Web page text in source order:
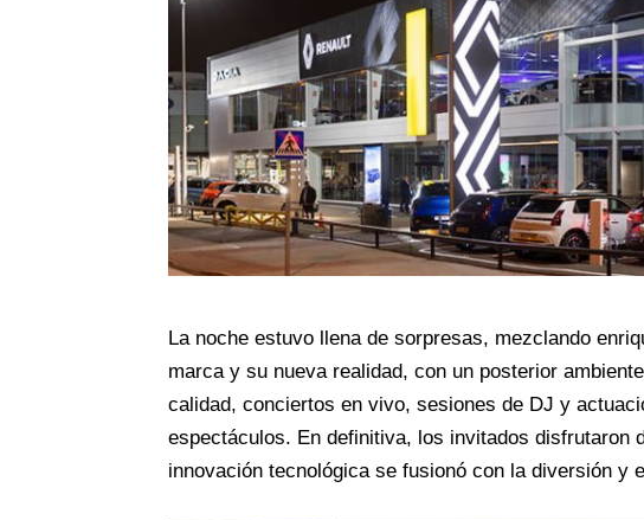
La noche estuvo llena de sorpresas, mezclando
marca y su nueva realidad, con un posterior
calidad, conciertos en vivo, sesiones de DJ y
espectáculos. En definitiva, los invitados disfrutaron
innovación tecnológica se fusionó con la diversión y